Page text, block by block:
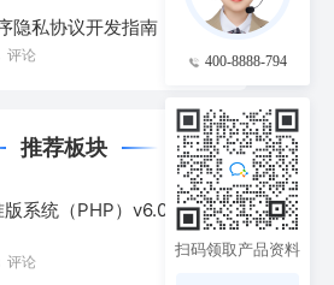
隐私协议开发指南
评论
推荐板块
版系统（PHP）v6.0正式发
评论
400-8888-794
扫码领取产品资料